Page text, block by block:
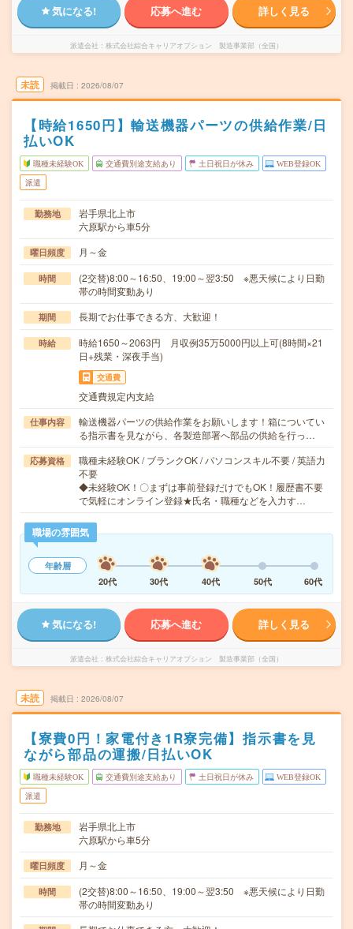
気になる! 応募へ進む 詳しく見る
派遣会社 株式会社綜合キャリアオプション 製造事業部（全国）
未読 掲載日 2026/08/07
【時給1650円】輸送機器パーツの供給作業/日
払いOK
職種未経験OK 交通費別途支給あり 土日祝日が休み WEB登録OK
派遣
勤務地
岩手県北上市
六原駅から車5分
曜日頻度 月～金
時間
(2交替)8:00～16:50、19:00～翌3:50 ※悪天候により日勤
帯の時間変動あり
期間 長期でお仕事できる方、大歓迎！
時給
時給1650～2063円 月収例35万5000円以上可(8時間×21
日+残業・深夜手当)
交通費
交通費規定内支給
仕事内容
輸送機器パーツの供給作業をお願いします！箱についてい
る指示書を見ながら、各製造部署へ部品の供給を行っ…
応募資格
職種未経験OK / ブランクOK / パソコンスキル不要 / 英語力
不要
◆未経験OK！〇まずは事前登録だけでもOK！履歴書不要
で気軽にオンライン登録★氏名・職種などを入力す…
職場の雰囲気
年齢層
20代
30代 40代 50代 60代
気になる! 応募へ進む 詳しく見る
派遣会社 株式会社綜合キャリアオプション 製造事業部（全国）
未読 掲載日 2026/08/07
【寮費0円！家電付き1R寮完備】指示書を見
ながら部品の運搬/日払いOK
職種未経験OK 交通費別途支給あり 土日祝日が休み WEB登録OK
派遣
勤務地
岩手県北上市
六原駅から車5分
曜日頻度 月～金
時間
(2交替)8:00～16:50、19:00～翌3:50 ※悪天候により日勤
帯の時間変動あり